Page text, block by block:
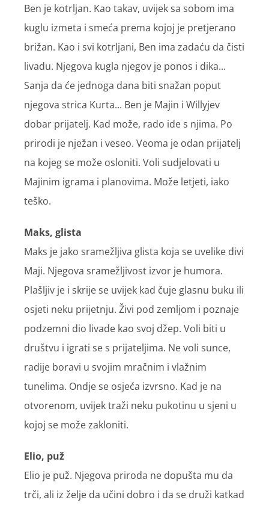
Ben je kotrljan. Kao takav, uvijek sa sobom ima
kuglu izmeta i smeća prema kojoj je pretjerano
brižan. Kao i svi kotrljani, Ben ima zadaću da čisti
livadu. Njegova kugla njegov je ponos i dika...
Sanja da će jednoga dana biti snažan poput
njegova strica Kurta... Ben je Majin i Willyjev
dobar prijatelj. Kad može, rado ide s njima. Po
prirodi je nježan i veseo. Veoma je odan prijatelj
na kojeg se može osloniti. Voli sudjelovati u
Majinim igrama i planovima. Može letjeti, iako
teško.
Maks, glista
Maks je jako sramežljiva glista koja se uvelike divi
Maji. Njegova sramežljivost izvor je humora.
Plašljiv je i skrije se uvijek kad čuje glasnu buku ili
osjeti neku prijetnju. Živi pod zemljom i poznaje
podzemni dio livade kao svoj džep. Voli biti u
društvu i igrati se s prijateljima. Ne voli sunce,
radije boravi u svojim mračnim i vlažnim
tunelima. Ondje se osjeća izvrsno. Kad je na
otvorenom, uvijek traži neku pukotinu u sjeni u
kojoj se može zakloniti.
Elio, puž
Elio je puž. Njegova priroda ne dopušta mu da
trči, ali iz želje da učini dobro i da se druži katkad